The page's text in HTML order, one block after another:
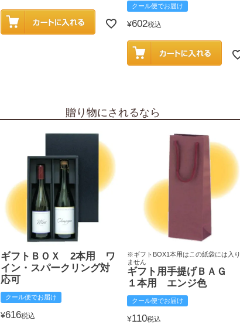
クール便でお届け
¥602税込
贈り物にされるなら
ギフトＢＯＸ 2本用 ワ
イン・スパークリング対
応可
クール便でお届け
¥616税込
※ギフトBOX1本用はこの紙袋には入り
ません
ギフト用手提げＢＡＧ
１本用 エンジ色
クール便でお届け
¥110税込